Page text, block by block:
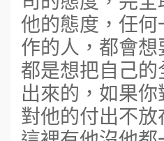
他的態度，任
作的人，都會想
都是想把自己
出來的，如果你
對他的付出不